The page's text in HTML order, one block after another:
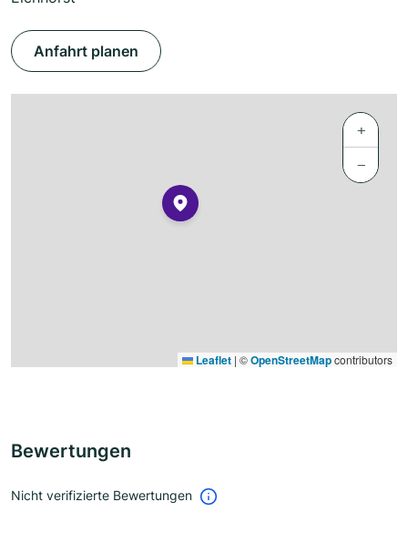
Anfahrt planen
+
−
Leaflet | ©OpenStreetMapcontributors
Bewertungen
Nicht verifizierte Bewertungen